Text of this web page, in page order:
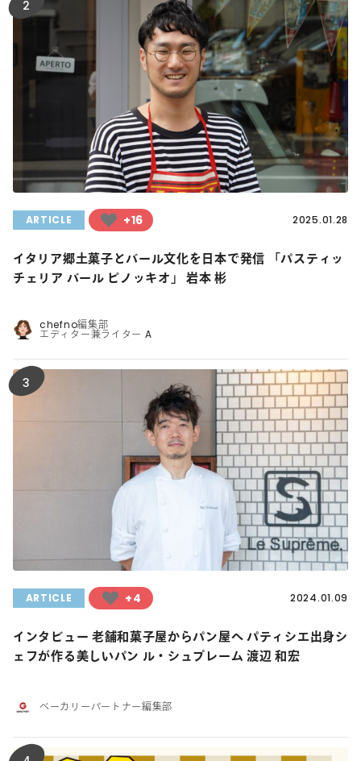
2
ARTICLE +16 2025.01.28
イタリア郷土菓子とバール文化を日本で発信 「パスティッ
チェリア バール ピノッキオ」 岩本 彬
chefno編集部
エディター兼ライター A
3
ARTICLE +4 2024.01.09
インタビュー 老舗和菓子屋からパン屋へ パティシエ出身シ
ェフが作る美しいパン ル・シュプレーム 渡辺 和宏
ベーカリーパートナー編集部